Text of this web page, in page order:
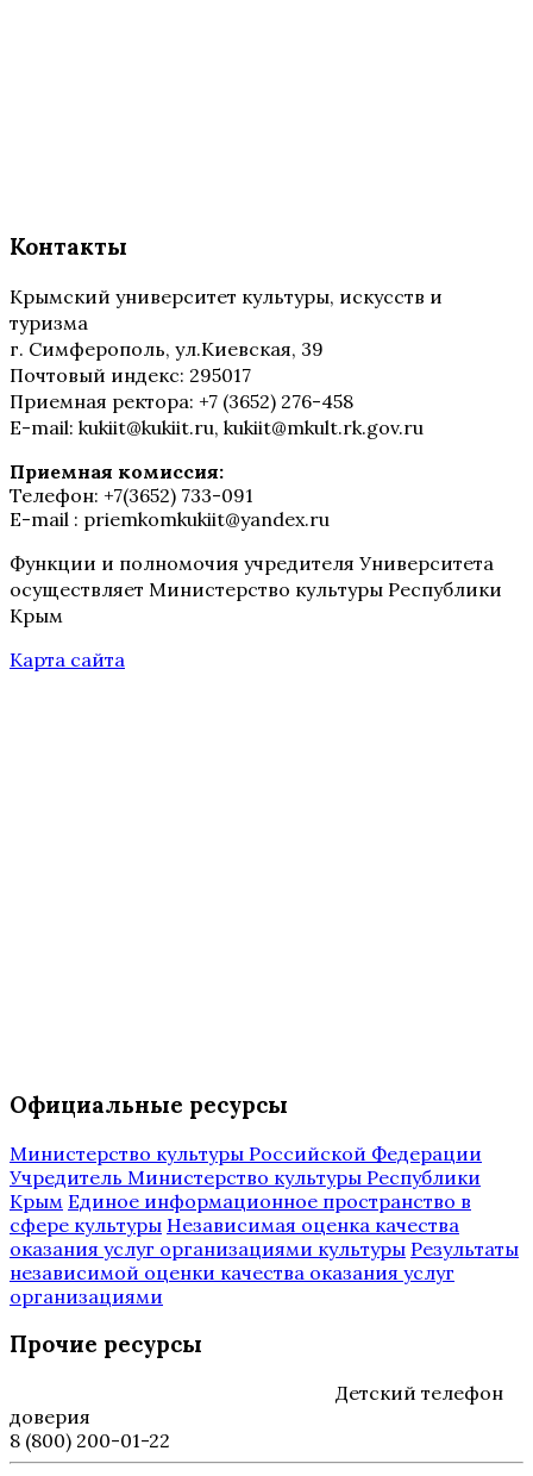
Контакты
Крымский университет культуры, искусств и
туризма
г. Симферополь, ул.Киевская, 39
Почтовый индекс: 295017
Приемная ректора: +7 (3652) 276-458
E-mail: kukiit@kukiit.ru, kukiit@mkult.rk.gov.ru
Приемная комиссия:
Телефон: +7(3652) 733-091
E-mail : priemkomkukiit@yandex.ru
Функции и полномочия учредителя Университета
осуществляет Министерство культуры Республики
Крым
Карта сайта
Официальные ресурсы
Министерство культуры Российской Федерации
Учредитель Министерство культуры Республики
Крым Единое информационное пространство в
сфере культуры Независимая оценка качества
оказания услуг организациями культуры Результаты
независимой оценки качества оказания услуг
организациями
Прочие ресурсы
Детский телефон
доверия
8 (800) 200-01-22